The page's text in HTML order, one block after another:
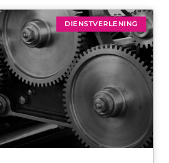
DIENSTVERLENING